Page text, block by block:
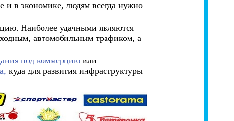
и в экономике, людям всегда нужно
Наиболее удачными являются
автомобильным трафиком, а
под коммерциюили
куда для развития инфраструктуры